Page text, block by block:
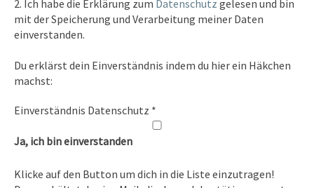
2. Ich habe die Erklärung zum Datenschutz gelesen und bin
mit der Speicherung und Verarbeitung meiner Daten
einverstanden.
Du erklärst dein Einverständnis indem du hier ein Häkchen
machst:
Einverständnis Datenschutz *
Ja, ich bin einverstanden
Klicke auf den Button um dich in die Liste einzutragen!
Heilpraxis
Heilpraxis Hirschburger
Rechtliches
Impressum